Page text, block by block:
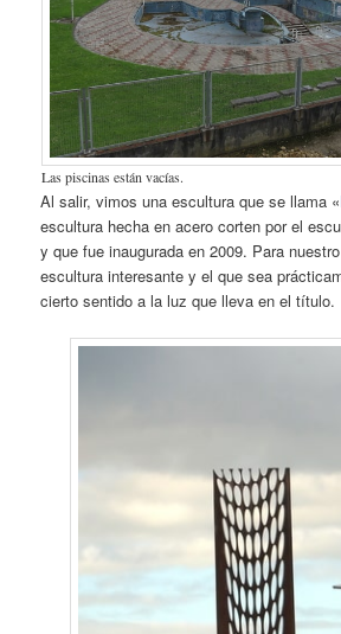
Las piscinas están vacías.
Al salir, vimos una escultura que se llama «
escultura hecha en acero corten por el
y que fue inaugurada en 2009. Para
escultura interesante y el que sea
cierto sentido a la luz que lleva en el título.